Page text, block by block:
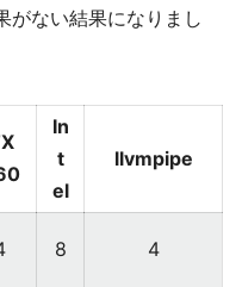
がない結果になりまし
In
t
el
llvmpipe
8 4